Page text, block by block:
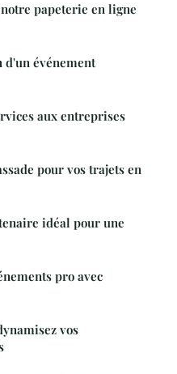
papeterie en ligne
d'un événement
aux entreprises
pour vos trajets en
idéal pour une
pro avec
vos